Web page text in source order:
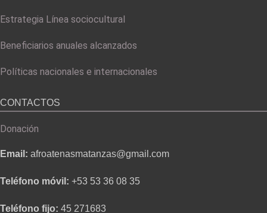
Estrategia Línea sociocultural
Beneficiarios anuales alcanzados
Políticas nacionales e internacionales
CONTACTOS
Donación
Email: afroatenasmatanzas@gmail.com
Teléfono móvil: +53 53 36 08 35
Teléfono fijo: 45 271683